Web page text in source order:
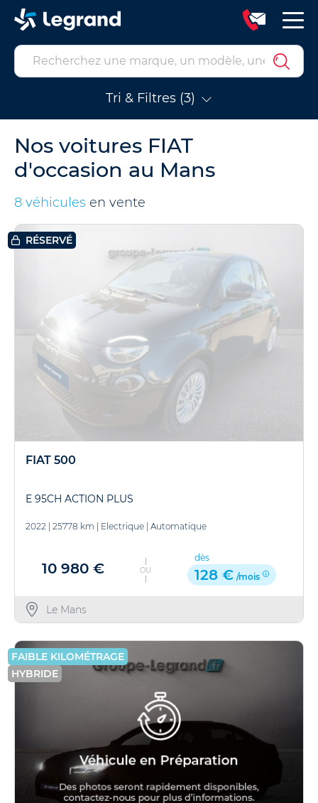
Tri & Filtres (3)
Nos voitures FIAT
d'occasion au Mans
8 véhicules en vente
RÉSERVÉ
FIAT 500
E 95CH ACTION PLUS
2022 | 25778 km | Electrique | Automatique
10 980 € OU
dès
128 € /mois
Le Mans
FAIBLE KILOMÉTRAGE
HYBRIDE